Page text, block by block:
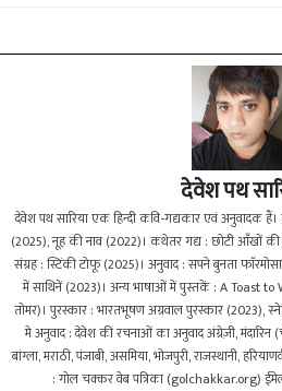
देवेश पथ
देवेश पथ सारिया एक हिन्दी कवि-गद्यकार एवं अनुवादक
(2025), नूह की नाव (2022)।‌ कथेतर गद्य : छोटी आँखों की
संग्रह : स्टिंकी टोफू (2025)। अनुवाद : सपने बुनता
में साथिनें (2023)। अन्य भाषाओं में पुस्तकें : A Toast to
तोमर)। पुरस्कार : भारतभूषण अग्रवाल पुरस्कार (2023),
मे अनुवाद : देवेश की रचनाओं का अनुवाद अंग्रेज़ी, मंदारिन‌
बांग्ला, मराठी, पंजाबी, असमिया, भोजपुरी, राजस्थानी,
: गोल चक्कर वेब पत्रिका (golchakkar.org)